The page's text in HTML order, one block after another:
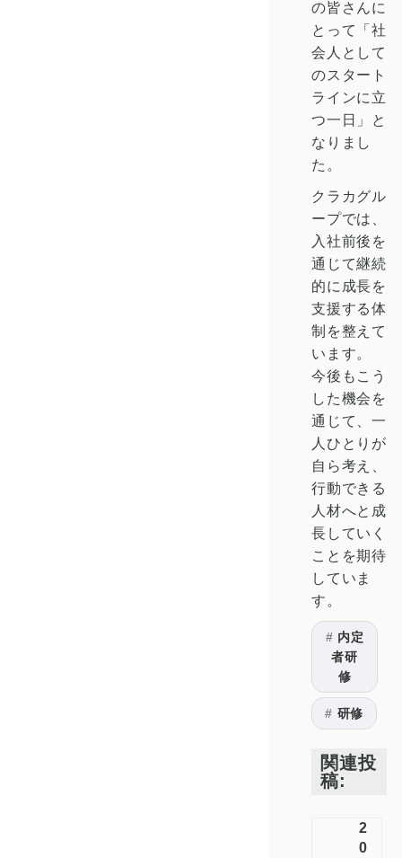
の皆さんに
とって「社
会人として
のスタート
ラインに立
つ一日」と
なりまし
た。
クラカグル
ープでは、
入社前後を
通じて継続
的に成長を
支援する体
制を整えて
います。
今後もこう
した機会を
通じて、一
人ひとりが
自ら考え、
行動できる
人材へと成
長していく
ことを期待
していま
す。
内定
者研
修
研修
関連投
稿:
2
0